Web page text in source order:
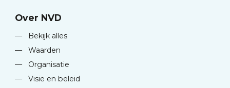
Over NVD
—
Bekijk alles
—
Waarden
—
Organisatie
—
Visie en beleid